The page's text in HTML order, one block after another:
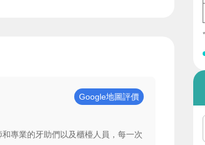
Google地圖評價
專業的牙助們以及櫃檯人員，每一次